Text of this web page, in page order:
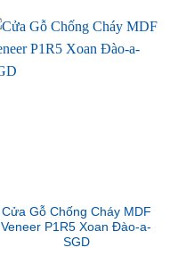
Cửa Gỗ Chống Cháy MDF
Veneer P1R5 Xoan Đào-a-
SGD